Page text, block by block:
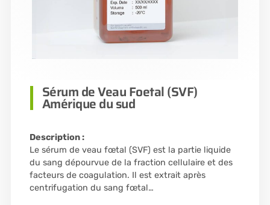
Sérum de Veau Foetal (SVF)
Amérique du sud
Description :
Le sérum de veau fœtal (SVF) est la partie liquide
du sang dépourvue de la fraction cellulaire et des
facteurs de coagulation. Il est extrait après
centrifugation du sang fœtal…